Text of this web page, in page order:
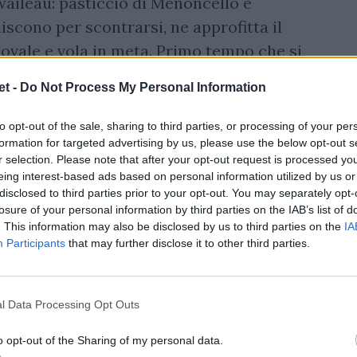
- Do Not Process My Personal Information
opt-out of the sale, sharing to third parties, or processing of your
for targeted advertising by us, please use the below opt-out
selection. Please note that after your opt-out request is processed
interest-based ads based on personal information utilized by us
to third parties prior to your opt-out. You may separately
of your personal information by third parties on the IAB’s list of
This information may also be disclosed by us to third parties on the
Participants that may further disclose it to other third parties.
Data Processing Opt Outs
opt-out of the Sharing of my personal data.
per scontrarsi, ne approfitta il
e vola in meta. Primo tempo che si
che trova il break e vola in meta:
sul pezzo e al 61' trova la seconda
17 a 7.